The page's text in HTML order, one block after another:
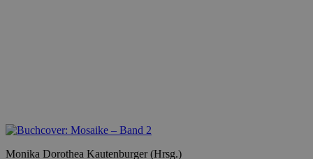
Monika Dorothea Kautenburger (Hrsg.)